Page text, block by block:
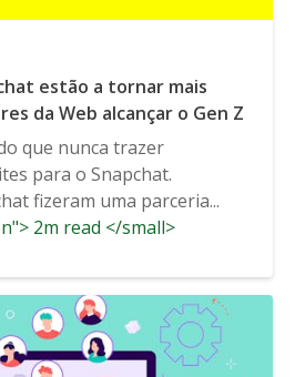
estão a tornar mais
da Web alcançar o Gen Z
que nunca trazer
para o Snapchat.
fizeram uma parceria...
2m read </small>